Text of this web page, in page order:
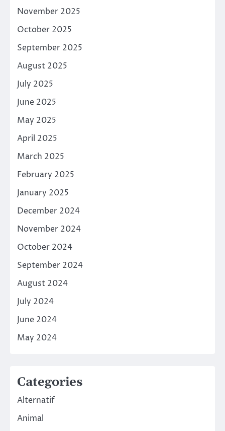
November 2025
October 2025
September 2025
August 2025
July 2025
June 2025
May 2025
April 2025
March 2025
February 2025
January 2025
December 2024
November 2024
October 2024
September 2024
August 2024
July 2024
June 2024
May 2024
Categories
Alternatif
Animal